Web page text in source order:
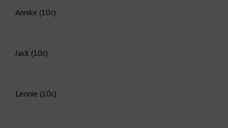
Annike (10c)
Jack (10c)
Leonie (10c)